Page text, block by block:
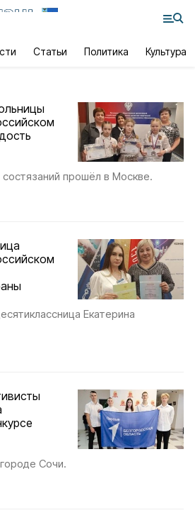
Статьи Политика Культура
прошёл в Москве.
Екатерина
Сочи.